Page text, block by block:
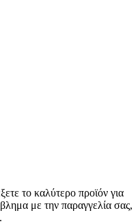
το καλύτερο προϊόν για
με την παραγγελία σας,